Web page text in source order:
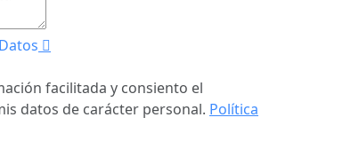
facilitada y consiento el
datos de carácter personal. Política